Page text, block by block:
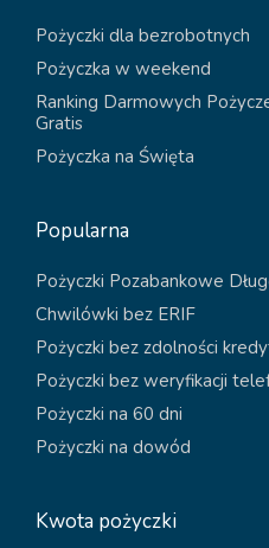
Pożyczki dla bezrobotnych
Pożyczka w weekend
Ranking Darmowych
Gratis
Pożyczka na Święta
Popularna
Pożyczki Pozabankowe
Chwilówki bez ERIF
Pożyczki bez zdolności
Pożyczki bez weryfikacji
Pożyczki na 60 dni
Pożyczki na dowód
Kwota pożyczki